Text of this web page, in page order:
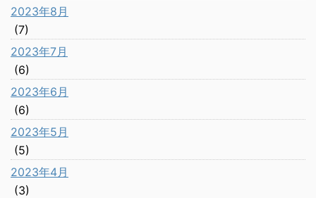
2023年8月
(7)
2023年7月
(6)
2023年6月
(6)
2023年5月
(5)
2023年4月
(3)